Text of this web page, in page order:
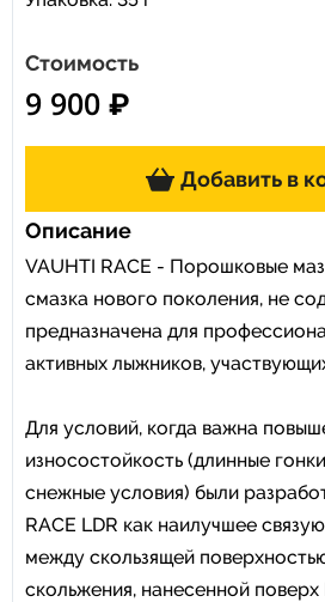
Стоимость
9 900 ₽
Добавить в
Описание
VAUHTI RACE - Порошковые
смазка нового поколения, не
предназначена для
активных лыжников,
Для условий, когда важна
износостойкость (длинные
снежные условия) были
RACE LDR как наилучшее
между скользящей
скольжения, нанесенной поверх